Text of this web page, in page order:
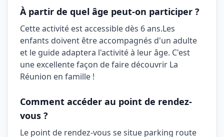
À partir de quel âge peut-on participer ?
Cette activité est accessible dès 6 ans.Les
enfants doivent être accompagnés d'un adulte
et le guide adaptera l'activité à leur âge. C'est
une excellente façon de faire découvrir La
Réunion en famille !
Comment accéder au point de rendez-
vous ?
Le point de rendez-vous se situe parking route